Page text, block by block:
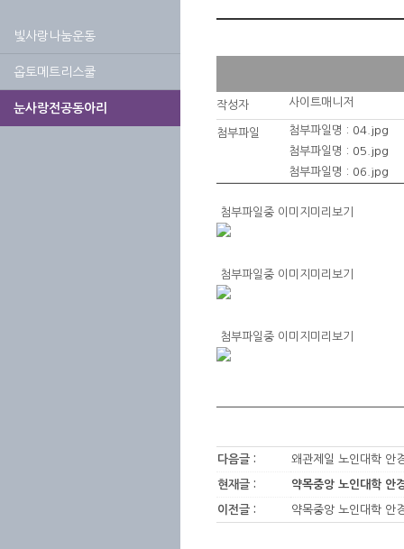
빛사랑나눔운동
옵토메트리스쿨
눈사랑전공동아리 작성자 사이트매니저
첨부파일 첨부파일명 : 04.jpg
첨부파일명 : 05.jpg
첨부파일명 : 06.jpg
첨부파일중 이미지미리보기
첨부파일중 이미지미리보기
첨부파일중 이미지미리보기
다음글 : 왜관제일 노인대학 안
현재글 : 약목중앙 노인대학 안
이전글 : 약목중앙 노인대학 안